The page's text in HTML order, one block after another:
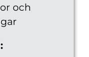
och